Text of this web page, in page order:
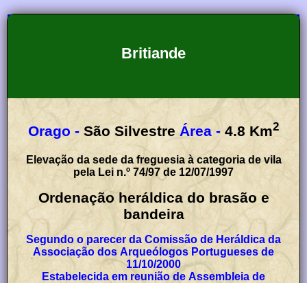
Britiande
Orago - São Silvestre Área - 4.8 Km2
Elevação da sede da freguesia à categoria de vila
pela Lei n.º 74/97 de 12/07/1997
Ordenação heráldica do brasão e
bandeira
Segundo o parecer da Comissão de Heráldica da
Associação dos Arqueólogos Portugueses de
11/10/2000
Estabelecida em reunião de Assembleia de